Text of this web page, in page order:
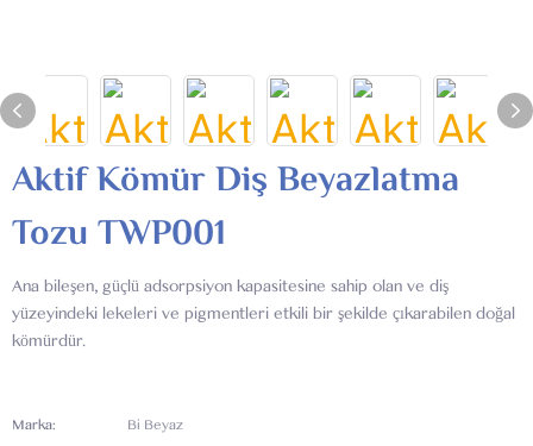
Aktif Kömür Diş Beyazlatma
Tozu TWP001
Ana bileşen, güçlü adsorpsiyon kapasitesine sahip olan ve diş
yüzeyindeki lekeleri ve pigmentleri etkili bir şekilde çıkarabilen doğal
kömürdür.
Marka: Bi Beyaz